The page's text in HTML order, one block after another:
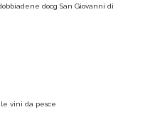
docg San Giovanni di
vini da pesce